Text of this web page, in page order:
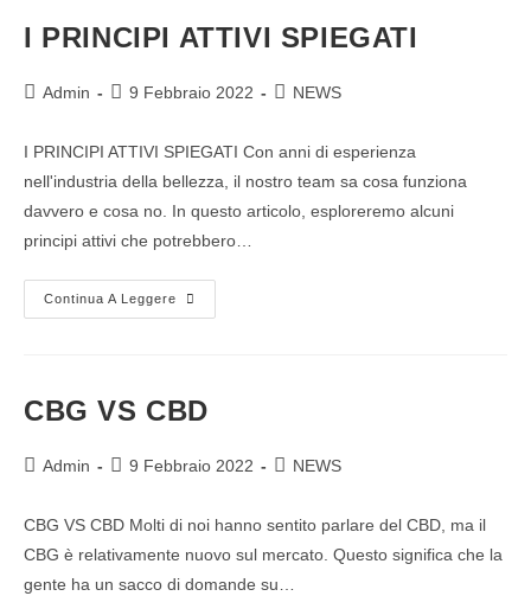
I PRINCIPI ATTIVI SPIEGATI
Admin 9 Febbraio 2022 NEWS
I PRINCIPI ATTIVI SPIEGATI Con anni di esperienza
nell'industria della bellezza, il nostro team sa cosa funziona
davvero e cosa no. In questo articolo, esploreremo alcuni
principi attivi che potrebbero…
Continua A Leggere
CBG VS CBD
Admin 9 Febbraio 2022 NEWS
CBG VS CBD Molti di noi hanno sentito parlare del CBD, ma il
CBG è relativamente nuovo sul mercato. Questo significa che la
gente ha un sacco di domande su…